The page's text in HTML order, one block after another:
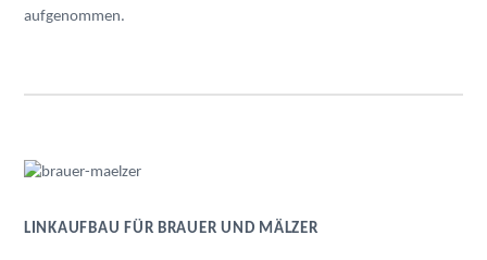
aufgenommen.
LINKAUFBAU FÜR BRAUER UND MÄLZER